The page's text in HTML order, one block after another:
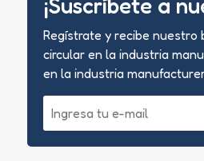
¡Suscríbete a
Regístrate y recibe nuestro
circular en la industria
en la industria